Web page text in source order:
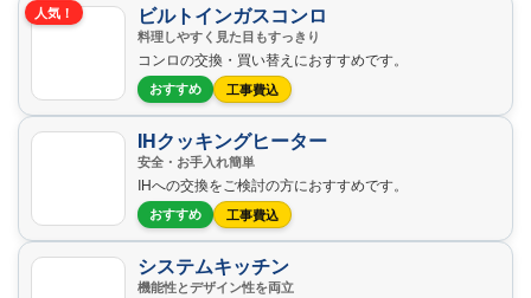
人気！ ビルトインガスコンロ
料理しやすく見た目もすっきり
コンロの交換・買い替えにおすすめです。
おすすめ 工事費込
IHクッキングヒーター
安全・お手入れ簡単
IHへの交換をご検討の方におすすめです。
おすすめ 工事費込
システムキッチン
機能性とデザイン性を両立